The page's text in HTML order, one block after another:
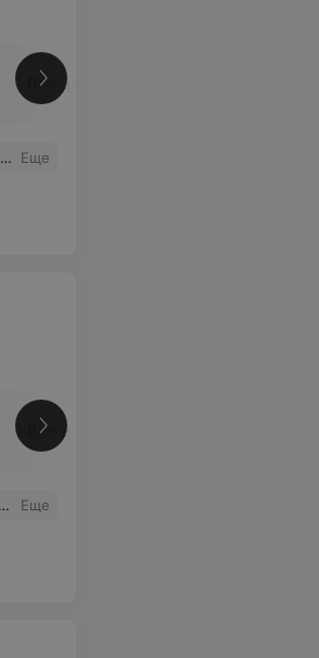
Все цены
Еще
Все цены
Еще